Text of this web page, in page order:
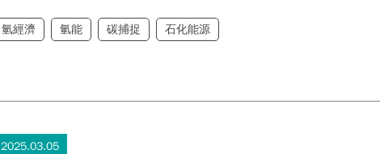
氫經濟 氫能 碳捕捉 石化能源
2025.03.05